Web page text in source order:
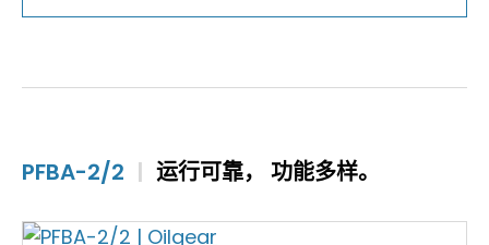
PFBA-2/2 | 运行可靠， 功能多样。